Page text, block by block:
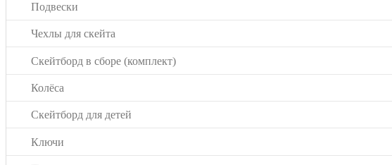
Подвески
Чехлы для скейта
Скейтборд в сборе (комплект)
Колёса
Скейтборд для детей
Ключи